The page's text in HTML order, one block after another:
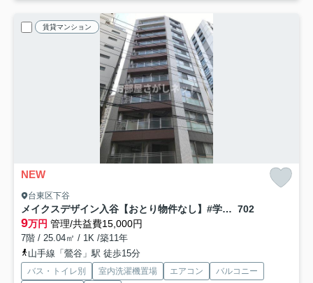
賃貸マンション
NEW
台東区下谷
メイクスデザイン入谷【おとり物件なし】#学生・社会人にオススメ！初期費用分割払いOK！ 702
9万円 管理/共益費15,000円
7階 / 25.04㎡ / 1K /築11年
山手線「鶯谷」駅 徒歩15分
バス・トイレ別 室内洗濯機置場 エアコン
バルコニー